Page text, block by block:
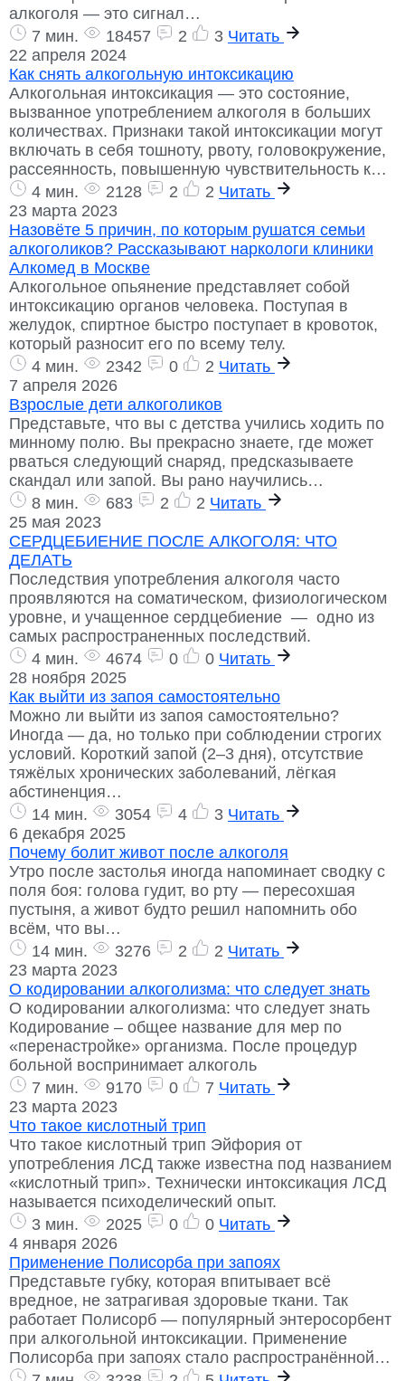
алкоголя — это сигнал…
7 мин.
18457 2 3 Читать
22 апреля 2024
Как снять алкогольную интоксикацию
Алкогольная интоксикация — это состояние,
вызванное употреблением алкоголя в больших
количествах. Признаки такой интоксикации могут
включать в себя тошноту, рвоту, головокружение,
рассеянность, повышенную чувствительность к…
4 мин.
2128 2 2 Читать
23 марта 2023
Назовёте 5 причин, по которым рушатся семьи
алкоголиков? Рассказывают наркологи клиники
Алкомед в Москве
Алкогольное опьянение представляет собой
интоксикацию органов человека. Поступая в
желудок, спиртное быстро поступает в кровоток,
который разносит его по всему телу.
4 мин.
2342 0 2 Читать
7 апреля 2026
Взрослые дети алкоголиков
Представьте, что вы с детства учились ходить по
минному полю. Вы прекрасно знаете, где может
рваться следующий снаряд, предсказываете
скандал или запой. Вы рано научились…
8 мин.
683 2 2 Читать
25 мая 2023
СЕРДЦЕБИЕНИЕ ПОСЛЕ АЛКОГОЛЯ: ЧТО
ДЕЛАТЬ
Последствия употребления алкоголя часто
проявляются на соматическом, физиологическом
уровне, и учащенное сердцебиение — одно из
самых распространенных последствий.
4 мин.
4674 0 0 Читать
28 ноября 2025
Как выйти из запоя самостоятельно
Можно ли выйти из запоя самостоятельно?
Иногда — да, но только при соблюдении строгих
условий. Короткий запой (2–3 дня), отсутствие
тяжёлых хронических заболеваний, лёгкая
абстиненция…
14 мин.
3054 4 3 Читать
6 декабря 2025
Почему болит живот после алкоголя
Утро после застолья иногда напоминает сводку с
поля боя: голова гудит, во рту — пересохшая
пустыня, а живот будто решил напомнить обо
всём, что вы…
14 мин.
3276 2 2 Читать
23 марта 2023
О кодировании алкоголизма: что следует знать
О кодировании алкоголизма: что следует знать
Кодирование – общее название для мер по
«перенастройке» организма. После процедур
больной воспринимает алкоголь
7 мин.
9170 0 7 Читать
23 марта 2023
Что такое кислотный трип
Что такое кислотный трип Эйфория от
употребления ЛСД также известна под названием
«кислотный трип». Технически интоксикация ЛСД
называется психоделический опыт.
3 мин.
2025 0 0 Читать
4 января 2026
Применение Полисорба при запоях
Представьте губку, которая впитывает всё
вредное, не затрагивая здоровые ткани. Так
работает Полисорб — популярный энтеросорбент
при алкогольной интоксикации. Применение
Полисорба при запоях стало распространённой…